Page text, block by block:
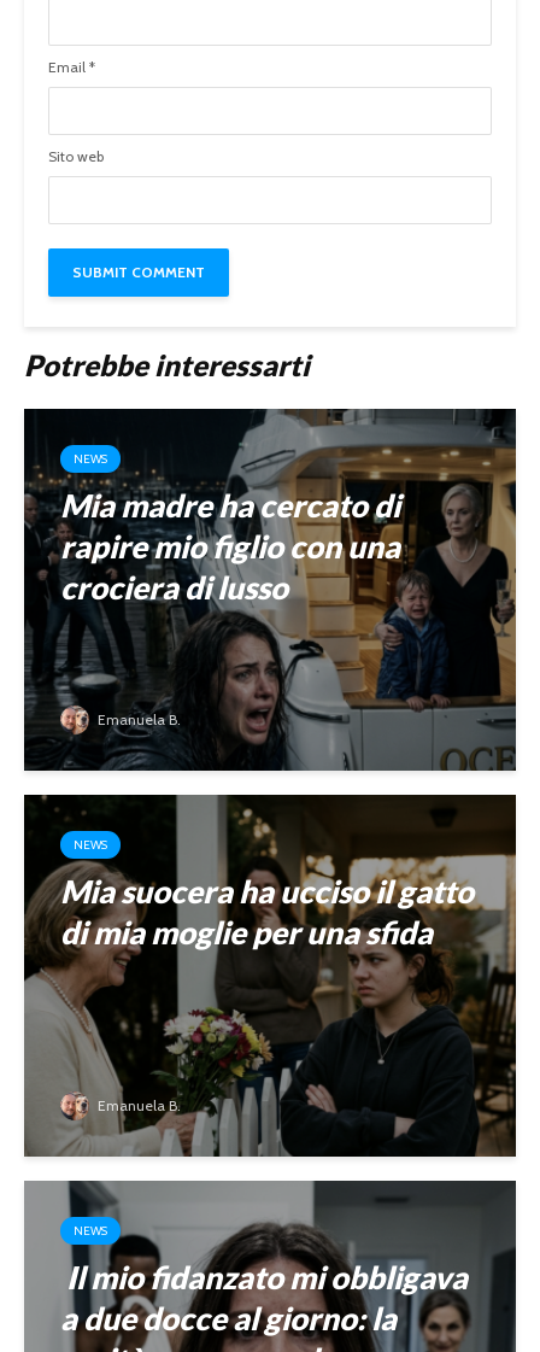
Email *
Sito web
Potrebbe interessarti
NEWS
Mia madre ha cercato di
rapire mio figlio con una
crociera di lusso
Emanuela B.
NEWS
Mia suocera ha ucciso il gatto
di mia moglie per una sfida
Emanuela B.
NEWS
Il mio fidanzato mi obbligava
a due docce al giorno: la